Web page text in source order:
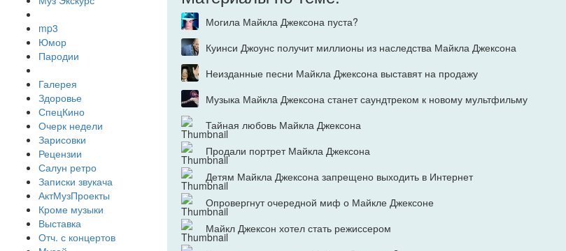
mp3
Юмор
Пародии
Галерея
Здоровье
СпецКино
Очерк недели
Зарисовки
Рецензии
Салун ретро
Записки звукача
АктМузПроекты
Кроме музыки
Выставка
Отч. с концертов
Могила Майкла Джексона пуста?
Куинси Джоунс получит миллионы из наследства Майкла Джексона
Неизданные песни Майкла Джексона выставят на продажу
Музыка Майкла Джексона станет саундтреком к новому мультфильму
Тайная любовь Майкла Джексона
Продали портрет Майкла Джексона
Детям Майкла Джексона запрещено выходить в Интернет
Опровергнут очередной миф о Майкле Джексоне
Майкл Джексон хотел стать режиссером